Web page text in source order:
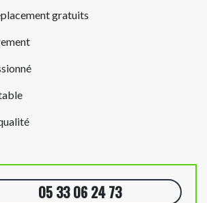
gratuits
05 33 06 24 73